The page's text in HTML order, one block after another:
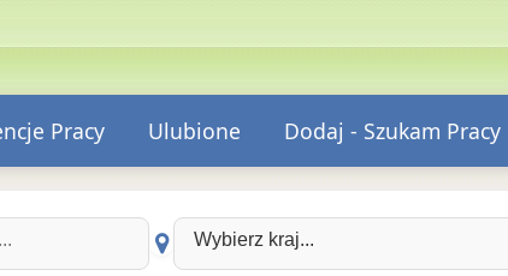
Pracy Ulubione Dodaj - Szukam Pracy
Wybierz kraj: